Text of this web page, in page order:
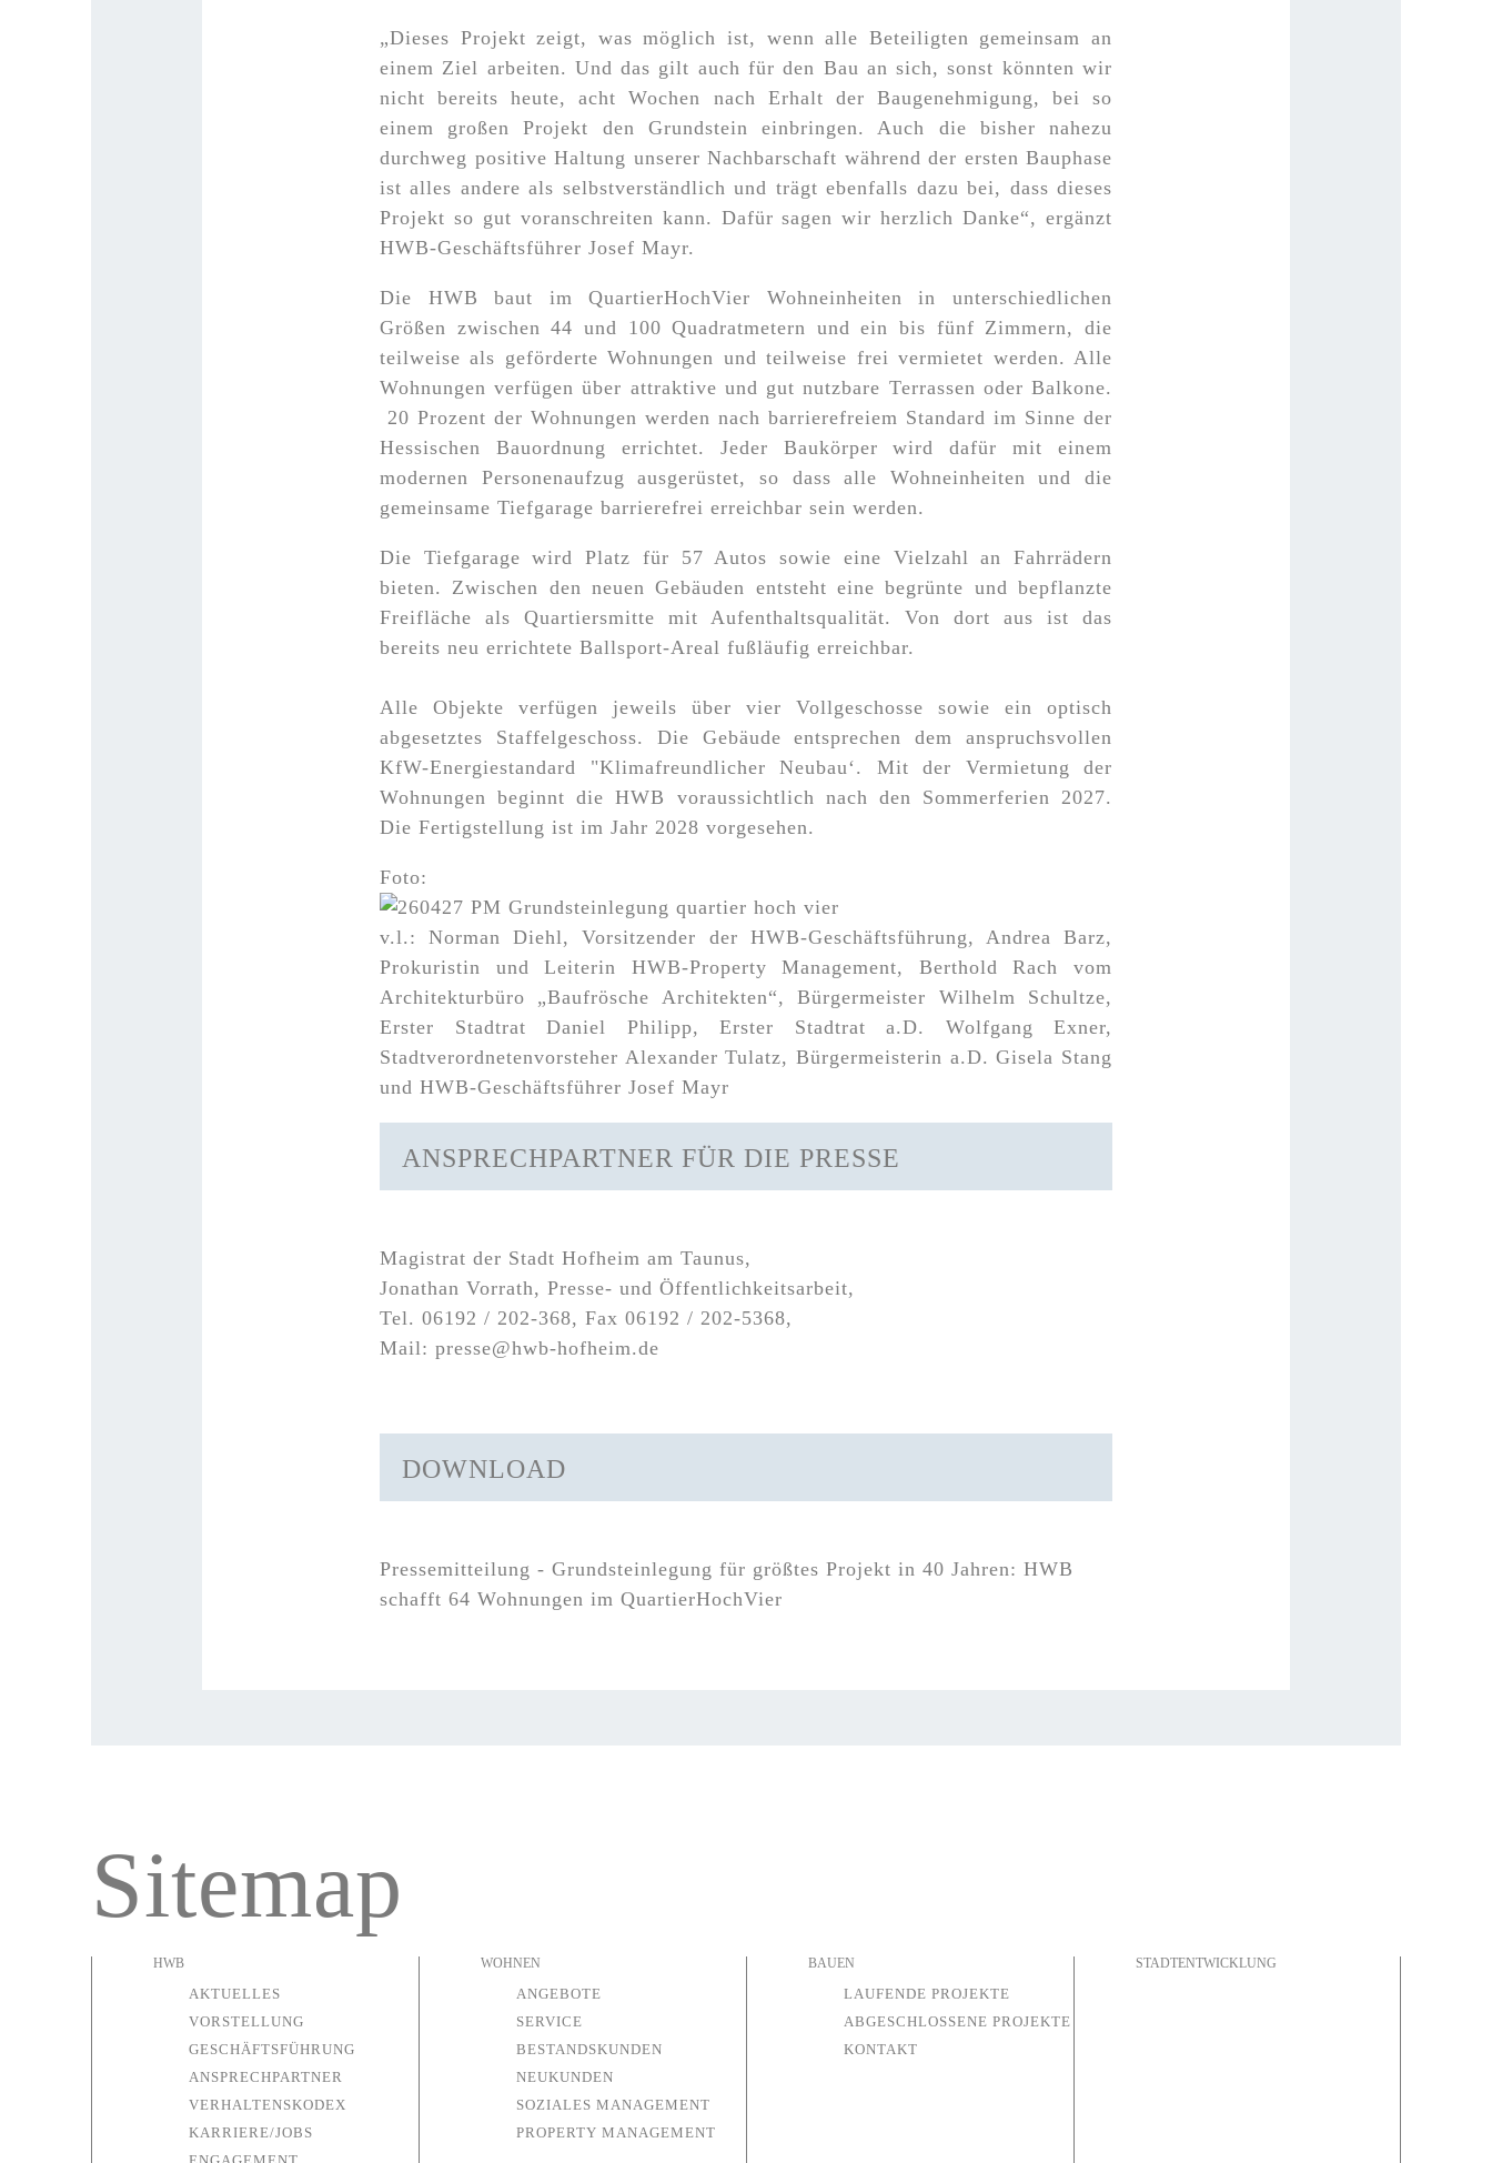
„Dieses Projekt zeigt, was möglich ist, wenn alle Beteiligten gemeinsam an
einem Ziel arbeiten. Und das gilt auch für den Bau an sich, sonst könnten wir
nicht bereits heute, acht Wochen nach Erhalt der Baugenehmigung, bei so
einem großen Projekt den Grundstein einbringen. Auch die bisher nahezu
durchweg positive Haltung unserer Nachbarschaft während der ersten Bauphase
ist alles andere als selbstverständlich und trägt ebenfalls dazu bei, dass dieses
Projekt so gut voranschreiten kann. Dafür sagen wir herzlich Danke“, ergänzt
HWB-Geschäftsführer Josef Mayr.
Die HWB baut im QuartierHochVier Wohneinheiten in unterschiedlichen
Größen zwischen 44 und 100 Quadratmetern und ein bis fünf Zimmern, die
teilweise als geförderte Wohnungen und teilweise frei vermietet werden. Alle
Wohnungen verfügen über attraktive und gut nutzbare Terrassen oder Balkone.
20 Prozent der Wohnungen werden nach barrierefreiem Standard im Sinne der
Hessischen Bauordnung errichtet. Jeder Baukörper wird dafür mit einem
modernen Personenaufzug ausgerüstet, so dass alle Wohneinheiten und die
gemeinsame Tiefgarage barrierefrei erreichbar sein werden.
Die Tiefgarage wird Platz für 57 Autos sowie eine Vielzahl an Fahrrädern
bieten. Zwischen den neuen Gebäuden entsteht eine begrünte und bepflanzte
Freifläche als Quartiersmitte mit Aufenthaltsqualität. Von dort aus ist das
bereits neu errichtete Ballsport-Areal fußläufig erreichbar.
Alle Objekte verfügen jeweils über vier Vollgeschosse sowie ein optisch
abgesetztes Staffelgeschoss. Die Gebäude entsprechen dem anspruchsvollen
KfW-Energiestandard "Klimafreundlicher Neubau‘. Mit der Vermietung der
Wohnungen beginnt die HWB voraussichtlich nach den Sommerferien 2027.
Die Fertigstellung ist im Jahr 2028 vorgesehen.
Foto:
v.l.: Norman Diehl, Vorsitzender der HWB-Geschäftsführung, Andrea Barz,
Prokuristin und Leiterin HWB-Property Management, Berthold Rach vom
Architekturbüro „Baufrösche Architekten“, Bürgermeister Wilhelm Schultze,
Erster Stadtrat Daniel Philipp, Erster Stadtrat a.D. Wolfgang Exner,
Stadtverordnetenvorsteher Alexander Tulatz, Bürgermeisterin a.D. Gisela Stang
und HWB-Geschäftsführer Josef Mayr
ANSPRECHPARTNER FÜR DIE PRESSE
Magistrat der Stadt Hofheim am Taunus,
Jonathan Vorrath, Presse- und Öffentlichkeitsarbeit,
Tel. 06192 / 202-368, Fax 06192 / 202-5368,
Mail: presse@hwb-hofheim.de
DOWNLOAD
Pressemitteilung - Grundsteinlegung für größtes Projekt in 40 Jahren: HWB
schafft 64 Wohnungen im QuartierHochVier
Sitemap
HWB
AKTUELLES
VORSTELLUNG
GESCHÄFTSFÜHRUNG
ANSPRECHPARTNER
VERHALTENSKODEX
KARRIERE/JOBS
WOHNEN
ANGEBOTE
SERVICE
BESTANDSKUNDEN
NEUKUNDEN
SOZIALES MANAGEMENT
PROPERTY MANAGEMENT
BAUEN
LAUFENDE PROJEKTE
ABGESCHLOSSENE PROJEKTE
KONTAKT
STADTENTWICKLUNG